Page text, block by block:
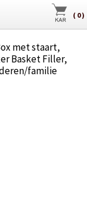
( 0)
met staart,
Basket Filler,
familie